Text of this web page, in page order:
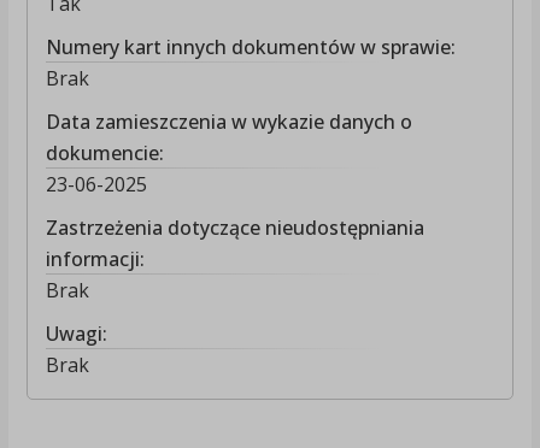
Numery kart innych dokumentów w sprawie:
Brak
Data zamieszczenia w wykazie danych o
dokumencie:
23-06-2025
Zastrzeżenia dotyczące nieudostępniania
informacji:
Brak
Uwagi:
Brak